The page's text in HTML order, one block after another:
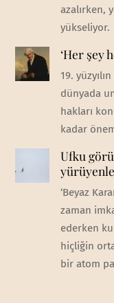
azalırken,
yükseliyor.
‘Her şey
19.
dünyada
hakları
kadar
Ufku
‘Beyaz
zaman
ederken
hiçliğin
bir atom